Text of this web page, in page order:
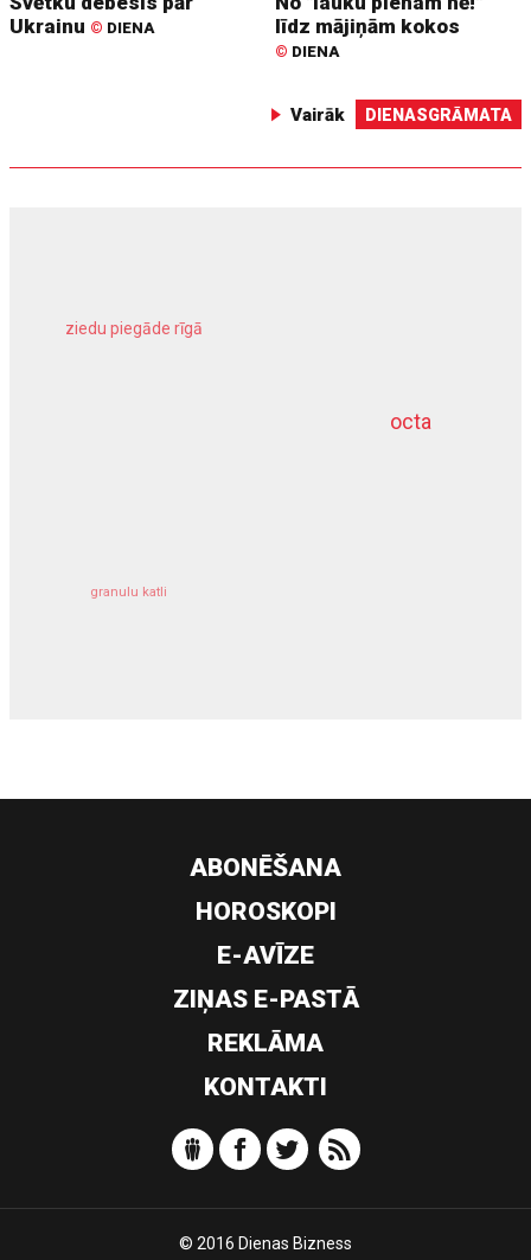
Ukrainu © DIENA
līdz mājiņām kokos
© DIENA
Vairāk DIENASGRĀMATA
octa
ziedu piegāde rīgā
granulu katli
dziļurbums
ABONĒŠANA
HOROSKOPI
E-AVĪZE
ZIŅAS E-PASTĀ
REKLĀMA
KONTAKTI
© 2016 Dienas Bizness